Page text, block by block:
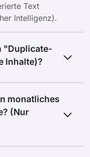
Text
Intelligenz).
"Duplicate-
Inhalte)?
monatliches
(Nur